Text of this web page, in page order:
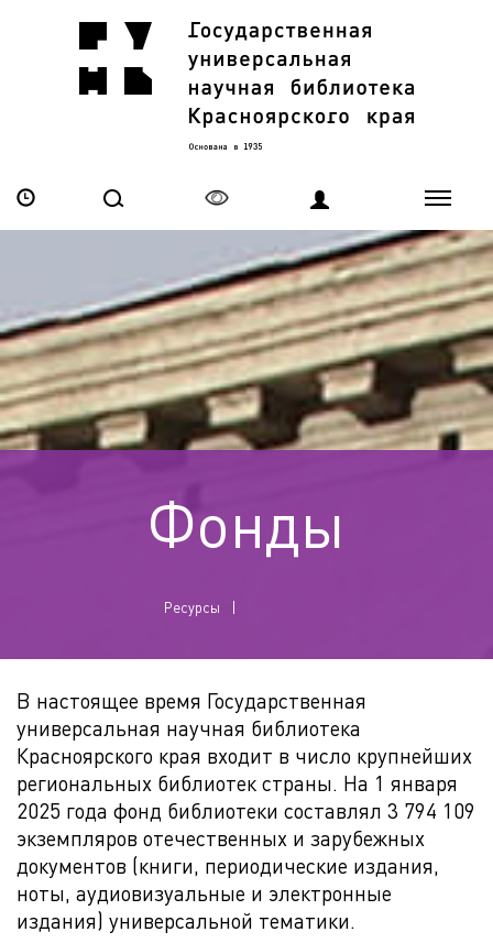
Фонды
Ресурсы
В настоящее время Государственная
универсальная научная библиотека
Красноярского края входит в число крупнейших
региональных библиотек страны. На 1 января
2025 года фонд библиотеки составлял 3 794 109
экземпляров отечественных и зарубежных
документов (книги, периодические издания,
ноты, аудиовизуальные и электронные
издания) универсальной тематики.